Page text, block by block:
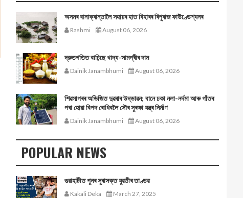
অসমৰ বানাক্ৰান্তালৈ সহায়ৰ হাত বিহাৰৰ ৰিপুৰাজ ফাউণ্ডেশ্যনৰ
Rashmi August 06, 2026
দ্রুতগতিত বাঢ়িছে খাদ্য-সামগ্ৰীৰ দাম
Dainik Janambhumi August 06, 2026
শিৱসাগৰৰ অভিজিত দুৱৰাৰ উদ্ভাৱন; বানে ঢকা নলা-নৰ্দমা আৰু গাঁতৰ
পৰা হোৱা বিপদ ৰোধিবলৈ সৌৰ সুৰক্ষা যন্ত্ৰ নিৰ্মাণ
Dainik Janambhumi August 06, 2026
POPULAR NEWS
গুৱাহাটীত পুনৰ সুৰাসক্ত যুৱতীৰ তাণ্ডৱ
Kakali Deka March 27, 2025